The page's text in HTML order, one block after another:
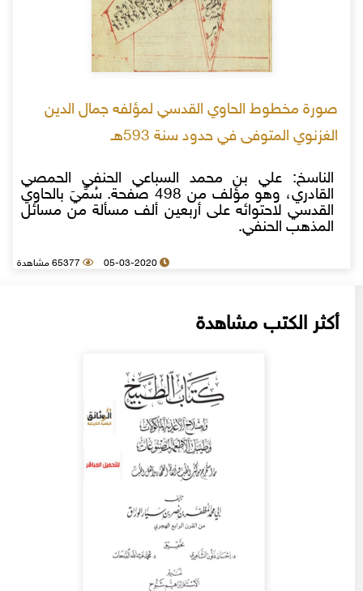
صورة مخطوط الحاوي القدسي لمؤلفه جمال الدين
الغزنوي المتوفى في حدود سنة 593هـ
الناسخ: علي بن محمد السباعي الحنفي الحمصي
القادري، وهو مؤلف من 498 صفحة. سُمِّيَ بالحاوي
القدسي لاحتوائه على أربعين ألف مسألة من مسائل
المذهب الحنفي.
05-03-2020 65377 مشاهدة
أكثر الكتب مشاهدة